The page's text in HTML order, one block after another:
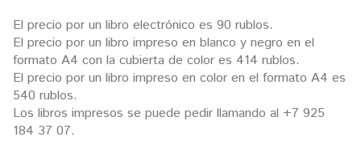
El precio por un libro electrónico es 90 rublos.
El precio por un libro impreso en blanco y negro en el
formato A4 con la cubierta de color es 414 rublos.
El precio por un libro impreso en color en el formato A4 es
540 rublos.
Los libros impresos se puede pedir llamando al +7 925
184 37 07.